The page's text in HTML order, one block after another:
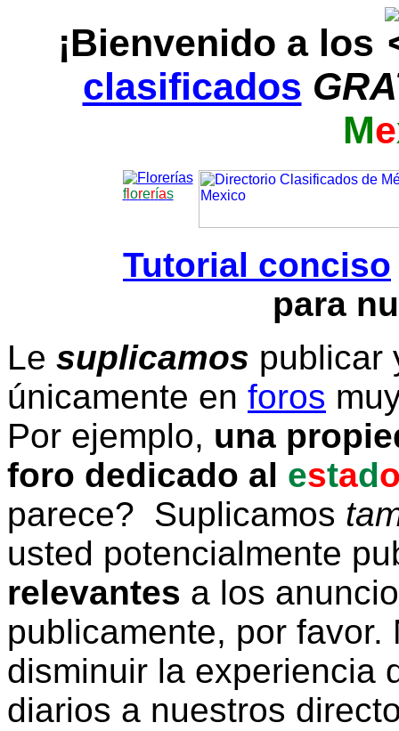
¡Bienvenido a los
clasificados
Me
florerías
Tutorial conciso
para
Le suplicamos publicar
únicamente en foros
Por ejemplo, una
foro dedicado al estad
parece? Suplicamos
usted potencialmente
relevantes a los
publicamente, por
disminuir la experiencia
diarios a nuestros